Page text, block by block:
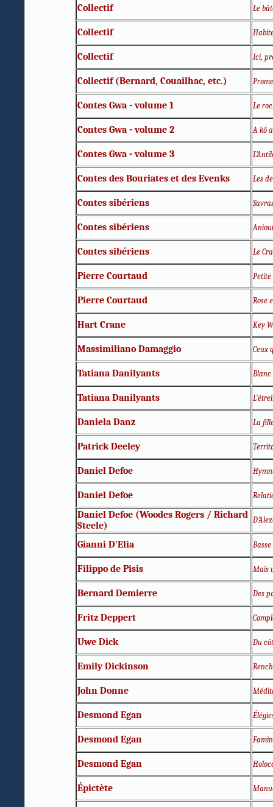
Collectif Le
Collectif
Collectif Ici,
Collectif(Bernard, Couailhac, etc.)
Contes Gwa - volume 1 Le
Contes Gwa - volume 2 A kô
Contes Gwa - volume 3
Contes des Bouriates et des Evenks Les
Contes sibériens
Contes sibériens
Contes sibériens Le
Pierre Courtaud Petite
Pierre Courtaud Rose
Hart Crane Key
Massimiliano Damaggio Ceux
Tatiana Danilyants Blanc
Tatiana Danilyants
Daniela Danz La
Patrick Deeley
Daniel Defoe
Daniel Defoe
Daniel Defoe (Woodes Rogers / Richard
Steele)
Gianni D'Elia
Filippo de Pisis Mais
Bernard Demierre Des
Fritz Deppert
Uwe Dick Du
Emily Dickinson
John Donne
Desmond Egan
Desmond Egan
Desmond Egan
Épictète